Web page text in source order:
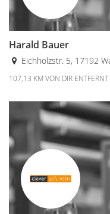
Harald Bauer
Eichholzstr. 5, 17192
107,13 KM VON DIR ENTFERNT